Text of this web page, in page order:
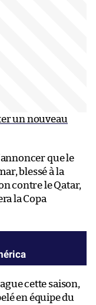
un nouveau
que le
blessé à la
contre le Qatar,
la Copa
cette saison,
en équipe du